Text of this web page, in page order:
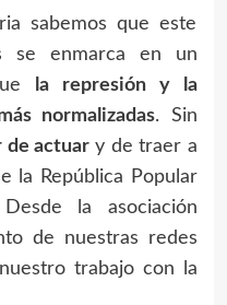
sabemos que este
se enmarca en un
la represión y la
normalizadas. Sin
de actuary de traer a
la República Popular
la asociación
de nuestras redes
trabajo con la